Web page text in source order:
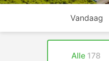
Vandaag
Alle 178